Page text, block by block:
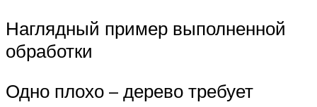
Наглядный пример выполненной
обработки
Одно плохо – дерево требует